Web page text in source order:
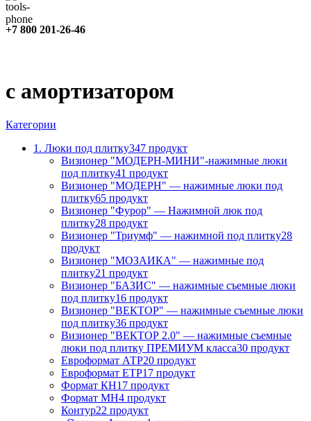
+7 800 201-26-46
с амортизатором
Категории
1. Люки под плитку347 продукт
Визионер "МОДЕРН-МИНИ"-нажимные люки
под плитку41 продукт
Визионер "МОДЕРН" — нажимные люки под
плитку65 продукт
Визионер "Фурор" — Нажимной люк под
плитку28 продукт
Визионер "Триумф" — нажимной под плитку28
продукт
Визионер "МОЗАИКА" — нажимные под
плитку21 продукт
Визионер "БАЗИС" — нажимные съемные люки
под плитку16 продукт
Визионер "ВЕКТОР" — нажимные съемные люки
под плитку36 продукт
Визионер "ВЕКТОР 2.0" — нажимные съемные
люки под плитку ПРЕМИУМ класса30 продукт
Евроформат АТР20 продукт
Евроформат ЕТР17 продукт
Формат КН17 продукт
Формат МН4 продукт
Контур22 продукт